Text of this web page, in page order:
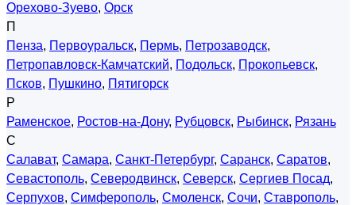
Орехово-Зуево, Орск
П
Пенза, Первоуральск, Пермь, Петрозаводск,
Петропавловск-Камчатский, Подольск, Прокопьевск,
Псков, Пушкино, Пятигорск
Р
Раменское, Ростов-на-Дону, Рубцовск, Рыбинск, Рязань
С
Салават, Самара, Санкт-Петербург, Саранск, Саратов,
Севастополь, Северодвинск, Северск, Сергиев Посад,
Серпухов, Симферополь, Смоленск, Сочи, Ставрополь,